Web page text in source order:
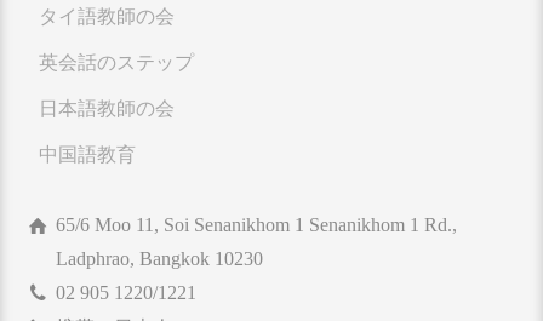
タイ語教師の会
英会話のステップ
日本語教師の会
中国語教育
65/6 Moo 11, Soi Senanikhom 1 Senanikhom 1 Rd.,
Ladphrao, Bangkok 10230
02 905 1220/1221